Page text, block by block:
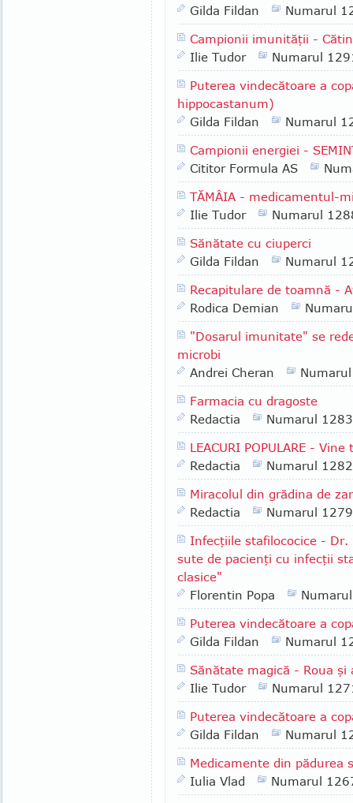
Gilda Fildan
Numarul
Campionii imunităţii -
Ilie Tudor
Numarul
Puterea vindecătoare a
hippocastanum)
Gilda Fildan
Numarul
Campionii energiei -
Cititor Formula AS
TĂMÂIA - medicamentul-
Ilie Tudor
Numarul
Sănătate cu ciuperci
Gilda Fildan
Numarul
Recapitulare de toamnă -
Rodica Demian
"Dosarul imunitate" se
microbi
Andrei Cheran
Farmacia cu dragoste
Redactia
Numarul 1283
LEACURI POPULARE -
Redactia
Numarul 1282
Miracolul din grădina de
Redactia
Numarul 1279
Infecţiile stafilococice - Dr.
sute de pacienţi cu infecţii
clasice"
Florentin Popa
Puterea vindecătoare a
Gilda Fildan
Numarul
Sănătate magică - Roua şi
Ilie Tudor
Numarul
Puterea vindecătoare a
Gilda Fildan
Numarul
Medicamente din pădurea
Iulia Vlad
Numarul